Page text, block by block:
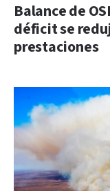
Balance de
déficit se
prestaciones